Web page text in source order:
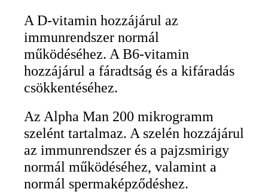
A D-vitamin hozzájárul az
immunrendszer normál
működéséhez. A B6-vitamin
hozzájárul a fáradtság és a kifáradás
csökkentéséhez.
Az Alpha Man 200 mikrogramm
szelént tartalmaz. A szelén hozzájárul
az immunrendszer és a pajzsmirigy
normál működéséhez, valamint a
normál spermaképződéshez.